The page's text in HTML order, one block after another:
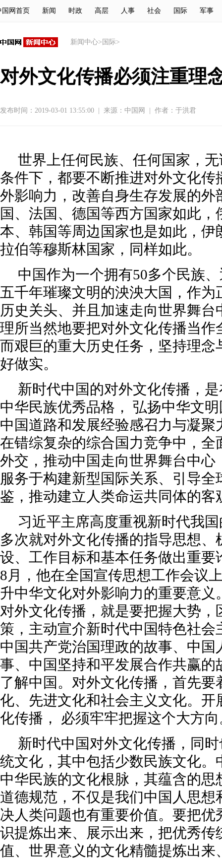
国网首页 新闻 时政 高层 人事 社会 国际 军事
新闻中心> 国际>
对外文化传播必须注重理
发布时间：2019-03-01 13:55:00 来源： 中国网 作者：于洪君
世界上任何民族、任何国家，
条件下，都要不断推进对外文化传
外影响力，改善自身生存发展的外
国、法国、德国等西方国家如此，
本、韩国等周边国家也是如此，伊
拉伯等穆斯林国家，同样如此。
中国作为一个拥有50多个民族
五千年璀璨文明的泱泱大国，作为
历史关头、并且加速走向世界舞
理所当然地要把对外文化传播当作
而艰巨的重大历史任务，坚持理念
好做实。
新时代中国的对外文化传播，
中华民族优秀品格， 弘扬中华文
中国道路和发展经验感召力与凝聚
在错综复杂的综合国力竞争中，全
外交，推动中国走向世界舞台中心
服务于构建新型国际关系、引导
鉴，推动建立人类命运共同体的客
习近平主席高度重视新时代我
多次就对外文化传播的指导思想、
设、工作目标和基本任务做出重要
8月，他在全国宣传思想工作会议
升中华文化对外影响力的重要意义
对外文化传播，就是要把握大势，
策，主动宣介新时代中国特色社会
中国共产党治国理政的故事、中国
事、中国坚持和平发展合作共赢的
了解中国。对外文化传播，首先要
化、先进文化和社会主义文化。开
化传播， 必须牢牢把握这个大方
新时代中国对外文化传播，同
统文化，其中包括少数民族文化。
中华民族的文化根脉，其蕴含的思
道德规范，不仅是我们中国人思想
决人类问题也有重要价值。要把优
识提炼出来、展示出来，把优秀传
值、世界意义的文化精髓提炼出来